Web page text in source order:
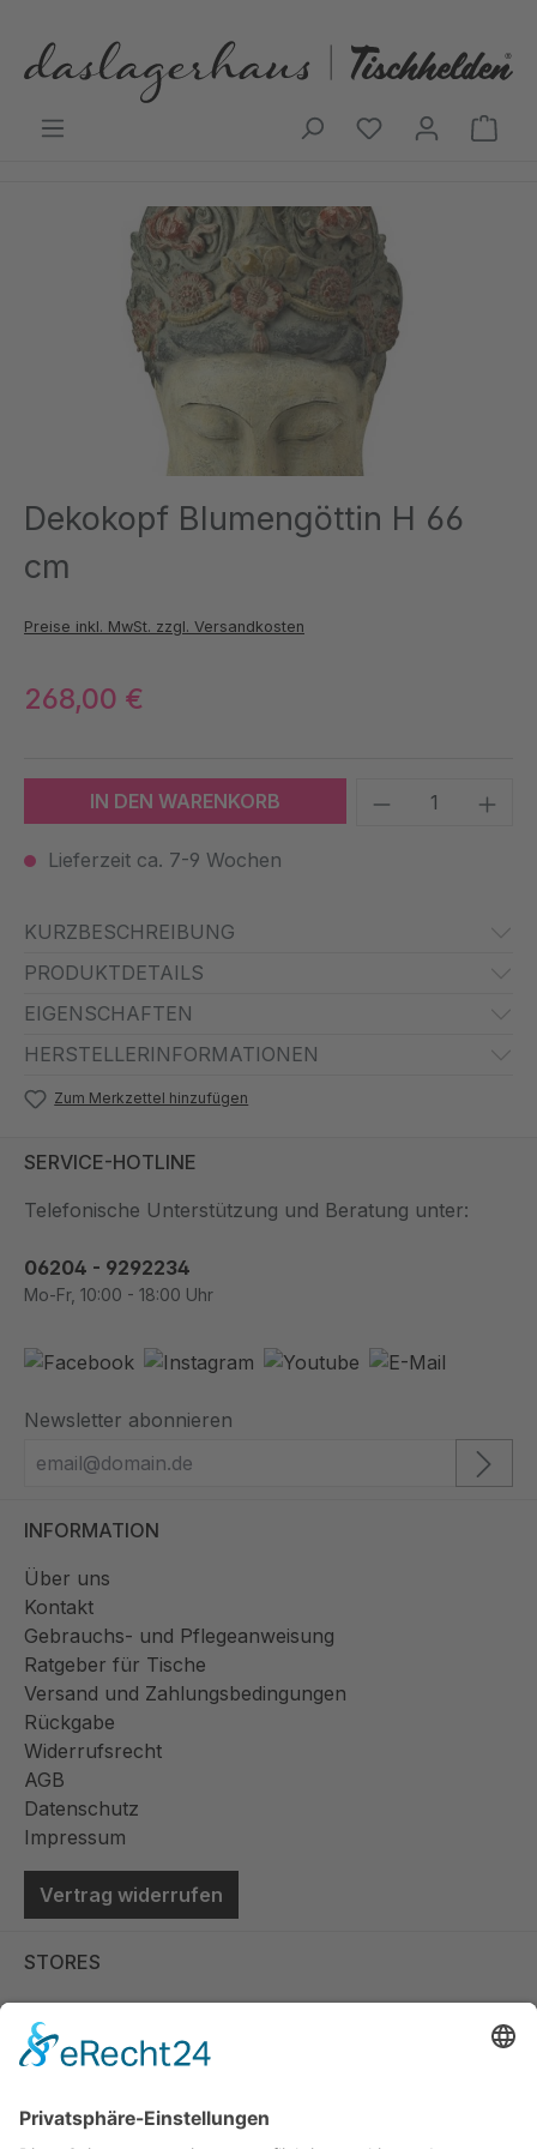
Bildergalerie überspringen
Dekokopf Blumengöttin H 66
cm
Preise inkl. MwSt. zzgl. Versandkosten
268,00 €
IN DEN WARENKORB Produkt
Lieferzeit ca. 7-9 Wochen
KURZBESCHREIBUNG
PRODUKTDETAILS
EIGENSCHAFTEN
HERSTELLERINFORMATIONEN
Zum Merkzettel hinzufügen
SERVICE-HOTLINE
Telefonische Unterstützung und Beratung unter:
06204 - 9292234
Mo-Fr, 10:00 - 18:00 Uhr
Newsletter abonnieren
INFORMATION
Über uns
Kontakt
Gebrauchs- und Pflegeanweisung
Ratgeber für Tische
Versand und Zahlungsbedingungen
Rückgabe
Widerrufsrecht
AGB
Datenschutz
Impressum
Vertrag widerrufen
STORES
Store Viernheim
Store Berlin
Handelspartner Köln
SICHERE BEZAHLUNG